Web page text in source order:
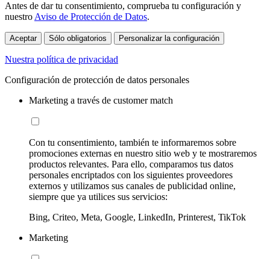
Antes de dar tu consentimiento, comprueba tu configuración y
nuestro Aviso de Protección de Datos.
Aceptar Sólo obligatorios Personalizar la configuración
Nuestra política de privacidad
Configuración de protección de datos personales
Marketing a través de customer match
Con tu consentimiento, también te informaremos sobre
promociones externas en nuestro sitio web y te mostraremos
productos relevantes. Para ello, comparamos tus datos
personales encriptados con los siguientes proveedores
externos y utilizamos sus canales de publicidad online,
siempre que ya utilices sus servicios:
Bing, Criteo, Meta, Google, LinkedIn, Printerest, TikTok
Marketing